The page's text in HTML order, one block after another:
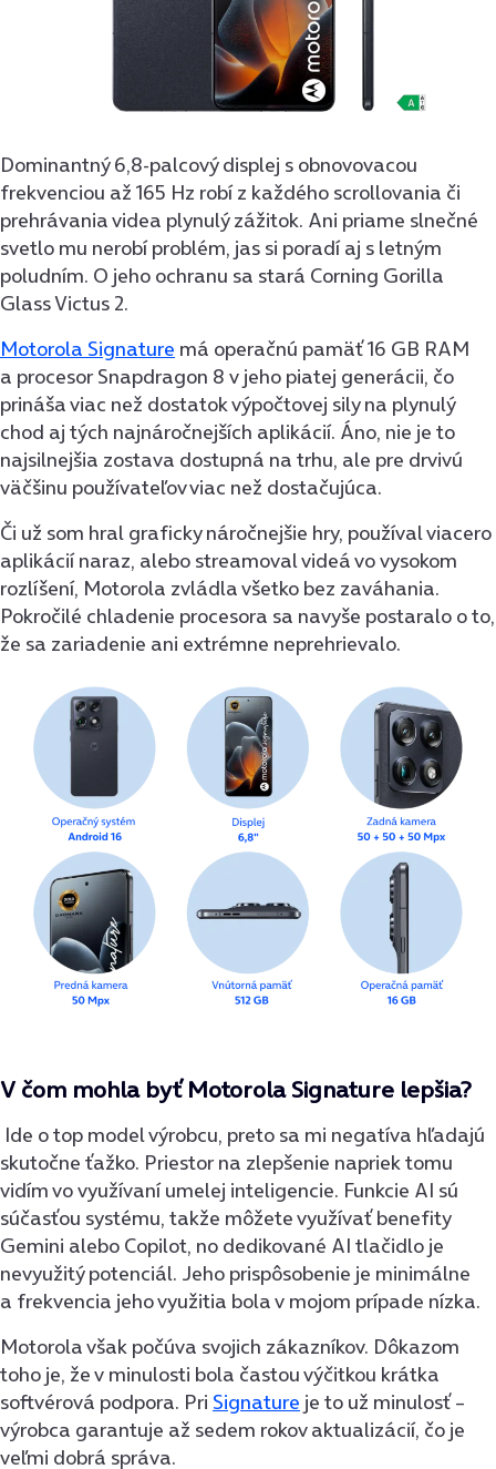
Dominantný 6,8-palcový displej s obnovovacou
frekvenciou až 165 Hz robí z každého scrollovania či
prehrávania videa plynulý zážitok. Ani priame slnečné
svetlo mu nerobí problém, jas si poradí aj s letným
poludním. O jeho ochranu sa stará Corning Gorilla
Glass Victus 2.
Motorola Signature má operačnú pamäť 16 GB RAM
a procesor Snapdragon 8 v jeho piatej generácii, čo
prináša viac než dostatok výpočtovej sily na plynulý
chod aj tých najnáročnejších aplikácií. Áno, nie je to
najsilnejšia zostava dostupná na trhu, ale pre drvivú
väčšinu používateľov viac než dostačujúca.
Či už som hral graficky náročnejšie hry, používal viacero
aplikácií naraz, alebo streamoval videá vo vysokom
rozlíšení, Motorola zvládla všetko bez zaváhania.
Pokročilé chladenie procesora sa navyše postaralo o to,
že sa zariadenie ani extrémne neprehrievalo.
V čom mohla byť Motorola Signature lepšia?
Ide o top model výrobcu, preto sa mi negatíva hľadajú
skutočne ťažko. Priestor na zlepšenie napriek tomu
vidím vo využívaní umelej inteligencie. Funkcie AI sú
súčasťou systému, takže môžete využívať benefity
Gemini alebo Copilot, no dedikované AI tlačidlo je
nevyužitý potenciál. Jeho prispôsobenie je minimálne
a frekvencia jeho využitia bola v mojom prípade nízka.
Motorola však počúva svojich zákazníkov. Dôkazom
toho je, že v minulosti bola častou výčitkou krátka
softvérová podpora. Pri Signature je to už minulosť –
výrobca garantuje až sedem rokov aktualizácií, čo je
veľmi dobrá správa.